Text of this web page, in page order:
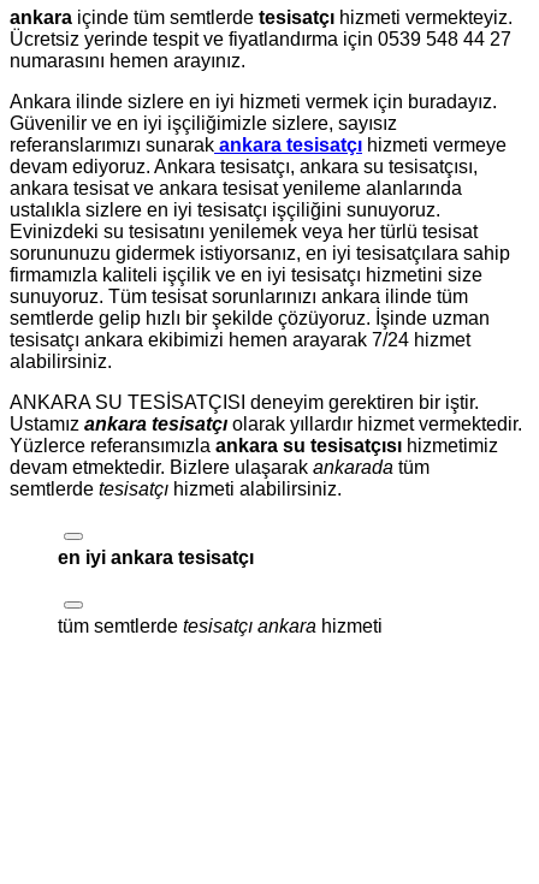
ankara içinde tüm semtlerde tesisatçı hizmeti vermekteyiz.
Ücretsiz yerinde tespit ve fiyatlandırma için 0539 548 44 27
numarasını hemen arayınız.
Ankara ilinde sizlere en iyi hizmeti vermek için buradayız.
Güvenilir ve en iyi işçiliğimizle sizlere, sayısız
referanslarımızı sunarak ankara tesisatçı hizmeti vermeye
devam ediyoruz. Ankara tesisatçı, ankara su tesisatçısı,
ankara tesisat ve ankara tesisat yenileme alanlarında
ustalıkla sizlere en iyi tesisatçı işçiliğini sunuyoruz.
Evinizdeki su tesisatını yenilemek veya her türlü tesisat
sorununuzu gidermek istiyorsanız, en iyi tesisatçılara sahip
firmamızla kaliteli işçilik ve en iyi tesisatçı hizmetini size
sunuyoruz. Tüm tesisat sorunlarınızı ankara ilinde tüm
semtlerde gelip hızlı bir şekilde çözüyoruz. İşinde uzman
tesisatçı ankara ekibimizi hemen arayarak 7/24 hizmet
alabilirsiniz.
ANKARA SU TESİSATÇISI deneyim gerektiren bir iştir.
Ustamız ankara tesisatçı olarak yıllardır hizmet vermektedir.
Yüzlerce referansımızla ankara su tesisatçısı hizmetimiz
devam etmektedir. Bizlere ulaşarak ankarada tüm
semtlerde tesisatçı hizmeti alabilirsiniz.
en iyi ankara tesisatçı
tüm semtlerde tesisatçı ankara hizmeti